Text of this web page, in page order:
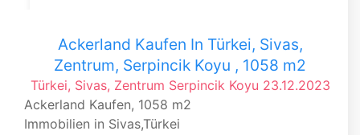
Ackerland Kaufen In Türkei, Sivas,
Zentrum, Serpincik Koyu , 1058 m2
Türkei, Sivas, Zentrum Serpincik Koyu 23.12.2023
Ackerland Kaufen, 1058 m2
Immobilien in Sivas,Türkei